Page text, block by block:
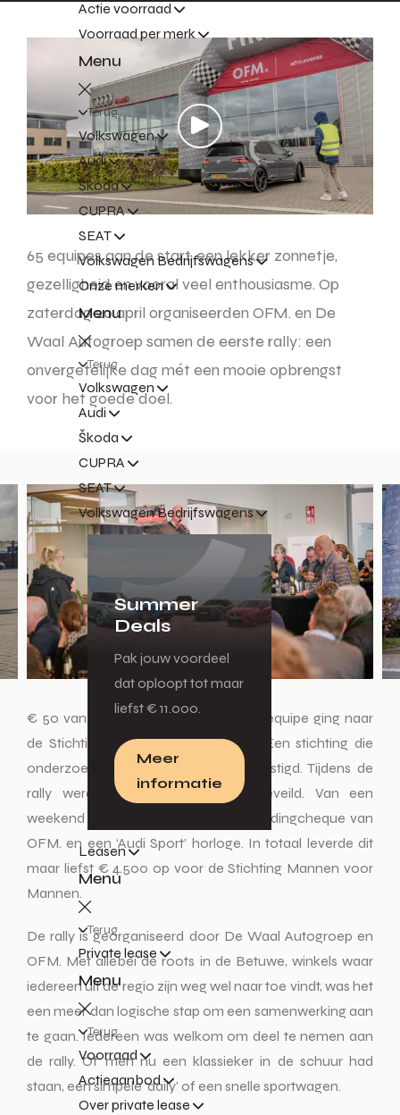
Actie voorraad
Voorraad per merk
Menu
Terug
Volkswagen
Audi
Škoda
CUPRA
SEAT
Volkswagen Bedrijfswagens
Onze merken
Menu
Terug
Volkswagen
Audi
Škoda
CUPRA
SEAT
Volkswagen Bedrijfswagens
Summer
Deals
Pak jouw voordeel
dat oploopt tot maar
liefst € 11.000.
Meer
informatie
Leasen
Menu
Terug
Private lease
Menu
Terug
Voorraad
Actieaanbod
Over private lease
65 equipes aan de start, een lekker zonnetje,
gezelligheid en vooral veel enthousiasme. Op
zaterdag 20 april organiseerden OFM. en De
Waal Autogroep samen de eerste rally: een
onvergetelijke dag mét een mooie opbrengst
voor het goede doel.
€ 50 van het inschrijfgeld van iedere equipe ging naar
de Stichting Mannen voor Mannen. Een stichting die
onderzoek naar prostaatkanker bekostigd. Tijdens de
rally werden gesponsorde items geveild. Van een
weekend in een Audi rijden tot een kledingcheque van
OFM. en een ‘Audi Sport’ horloge. In totaal leverde dit
maar liefst € 4.500 op voor de Stichting Mannen voor
Mannen.
De rally is georganiseerd door De Waal Autogroep en
OFM. Met allebei de roots in de Betuwe, winkels waar
iedereen uit de regio zijn weg wel naar toe vindt, was het
een meer dan logische stap om een samenwerking aan
te gaan. Iedereen was welkom om deel te nemen aan
de rally. Of men nu een klassieker in de schuur had
staan, een simpele ‘daily’ of een snelle sportwagen.